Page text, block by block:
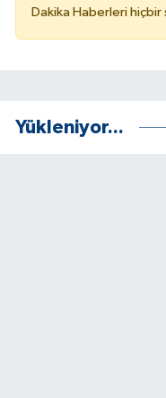
Dakika Haberleri
Yükleniyor...